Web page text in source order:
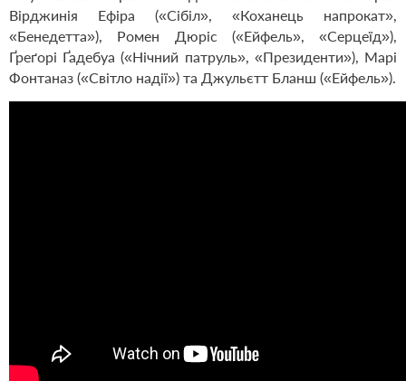
Вірджинія Ефіра («Сібіл», «Коханець напрокат»,
«Бенедетта»), Ромен Дюріс («Ейфель», «Серцеїд»),
Ґреґорі Ґадебуа («Нічний патруль», «Президенти»), Марі
Фонтаназ («Світло надії») та Джульєтт Бланш («Ейфель»).